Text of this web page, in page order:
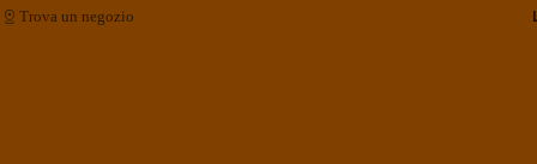
Trova un negozio